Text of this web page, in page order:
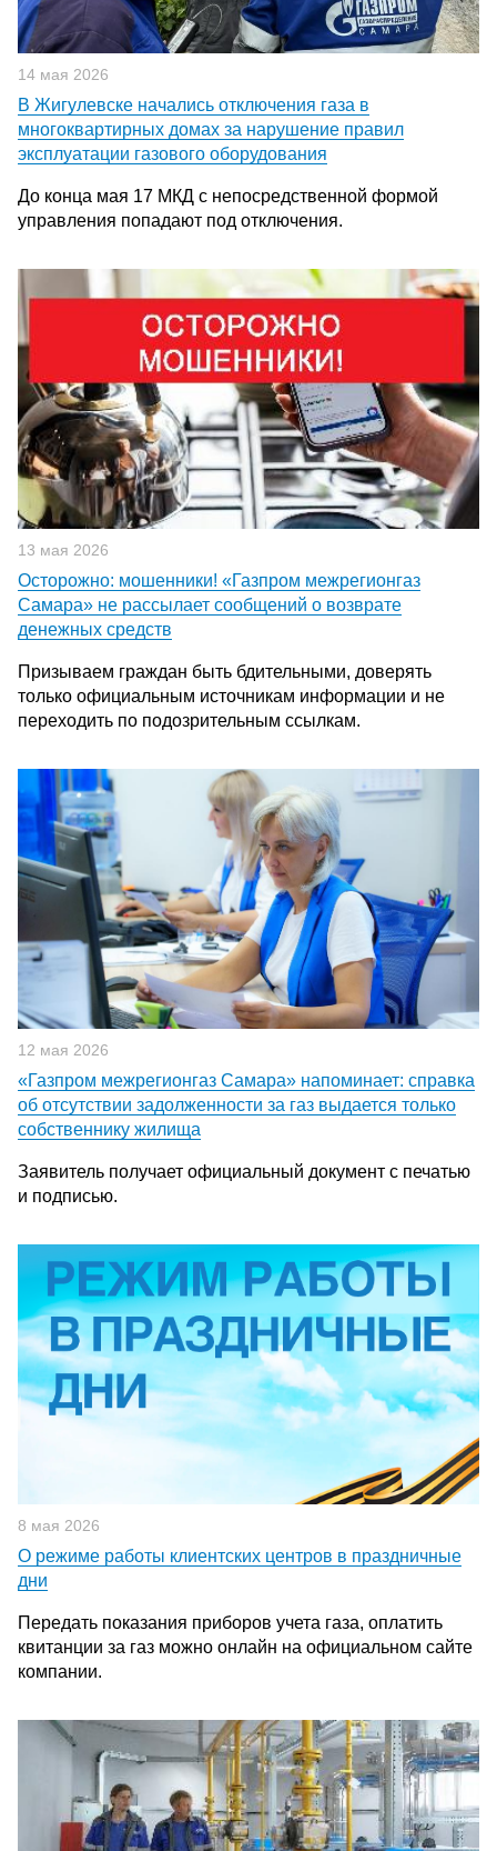
14 мая 2026
В Жигулевске начались отключения газа в
многоквартирных домах за нарушение правил
эксплуатации газового оборудования
До конца мая 17 МКД с непосредственной формой
управления попадают под отключения.
13 мая 2026
Осторожно: мошенники! «Газпром межрегионгаз
Самара» не рассылает сообщений о возврате
денежных средств
Призываем граждан быть бдительными, доверять
только официальным источникам информации и не
переходить по подозрительным ссылкам.
12 мая 2026
«Газпром межрегионгаз Самара» напоминает: справка
об отсутствии задолженности за газ выдается только
собственнику жилища
Заявитель получает официальный документ с печатью
и подписью.
8 мая 2026
О режиме работы клиентских центров в праздничные
дни
Передать показания приборов учета газа, оплатить
квитанции за газ можно онлайн на официальном сайте
компании.